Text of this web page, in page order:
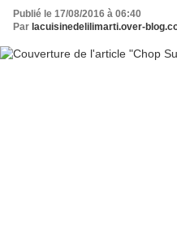
Publié le 17/08/2016 à 06:40
Par lacuisinedelilimarti.over-